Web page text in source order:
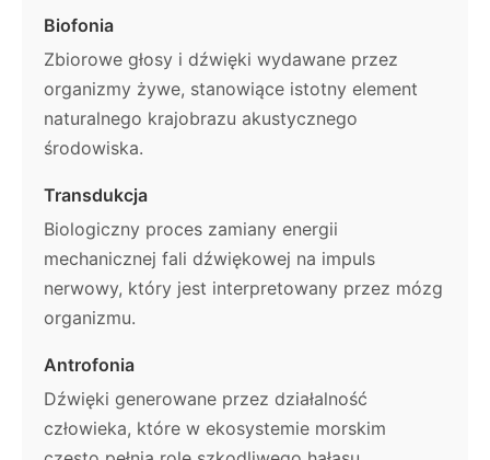
Biofonia
Zbiorowe głosy i dźwięki wydawane przez
organizmy żywe, stanowiące istotny element
naturalnego krajobrazu akustycznego
środowiska.
Transdukcja
Biologiczny proces zamiany energii
mechanicznej fali dźwiękowej na impuls
nerwowy, który jest interpretowany przez mózg
organizmu.
Antrofonia
Dźwięki generowane przez działalność
człowieka, które w ekosystemie morskim